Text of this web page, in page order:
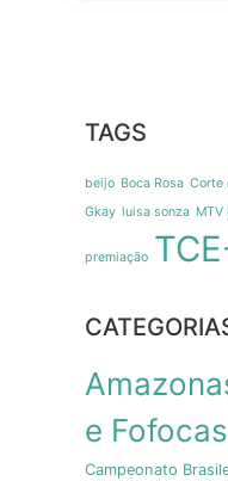
TAGS
beijo Boca Rosa Corte
Gkay luisa sonza MTV
premiação
e Fofocas
Campeonato